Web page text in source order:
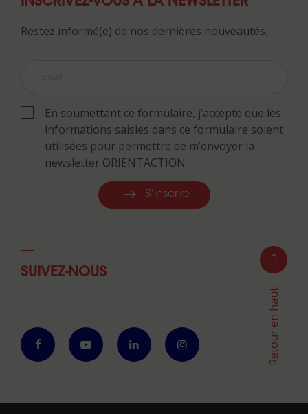
Restez informé(e) de nos dernières nouveautés.
En soumettant ce formulaire, j’accepte que les
informations saisies dans ce formulaire soient
utilisées pour permettre de m’envoyer la
newsletter ORIENTACTION
S'inscrire
SUIVEZ-NOUS
Retour en haut